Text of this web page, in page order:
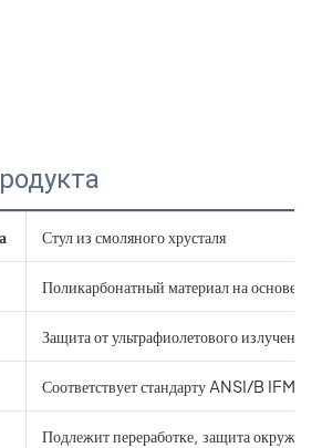
Стул из смоляного хрусталя
Поликарбонатный материал на основе
Защита от ультрафиолетового излучения
Соответствует стандарту ANSI/B
Подлежит переработке, защита